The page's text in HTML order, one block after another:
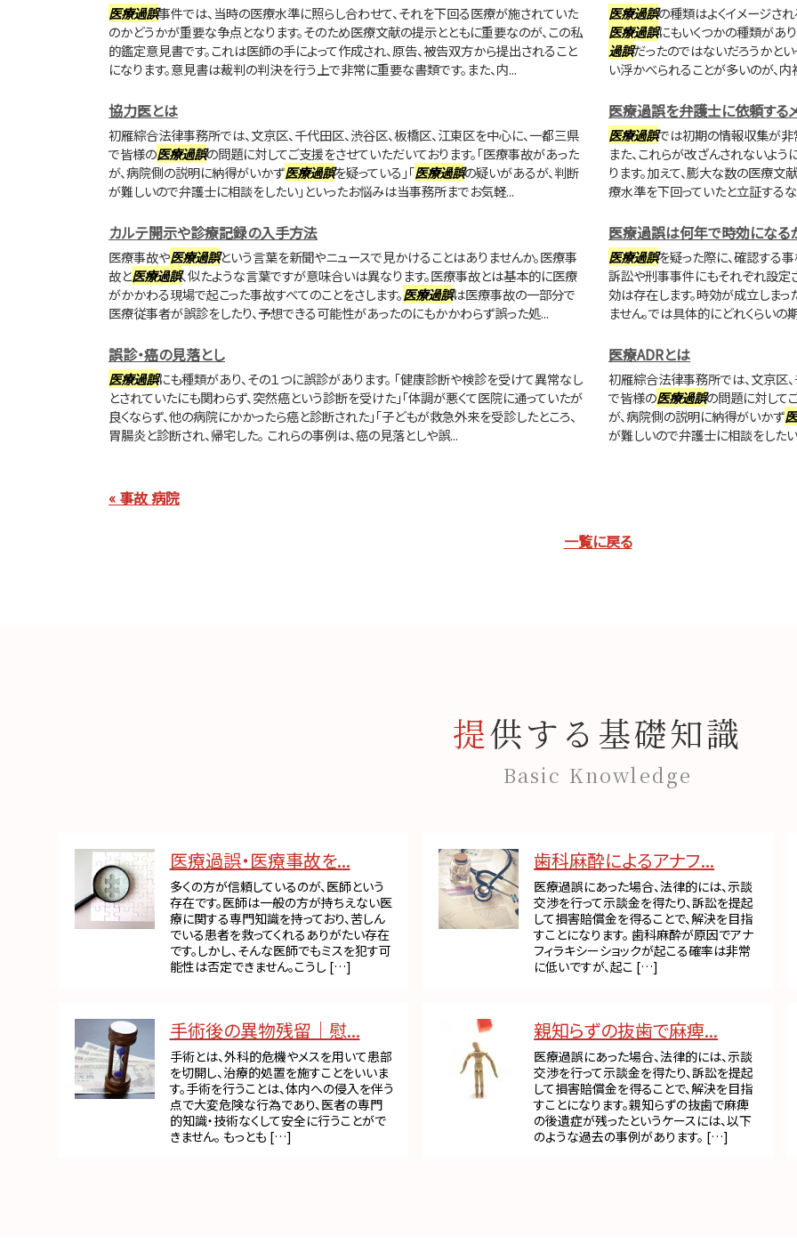
医療過誤事件では、当時の医療水準に照らし合わせて、それを下回る医療が施されていた
のかどうかが重要な争点となります。そのため医療文献の提示とともに重要なのが、この私
的鑑定意見書です。これは医師の手によって作成され、原告、被告双方から提出されること
になります。意見書は裁判の判決を行う上で非常に重要な書類です。また、内...
医療過誤の種類はよくイメージさ
医療過誤にもいくつかの種類があ
過誤だったのではないだろうかと
い浮かべられることが多いのが、
協力医とは
初雁綜合法律事務所では、文京区、千代田区、渋谷区、板橋区、江東区を中心に、一都三県
で皆様の医療過誤の問題に対してご支援をさせていただいております。「医療事故があった
が、病院側の説明に納得がいかず医療過誤を疑っている」「医療過誤の疑いがあるが、判断
が難しいので弁護士に相談をしたい」といったお悩みは当事務所までお気軽...
医療過誤を弁護士に依頼する
医療過誤では初期の情報収集が非
また、これらが改ざんされないよ
ります。加えて、膨大な数の医療
療水準を下回っていたと立証する
カルテ開示や診療記録の入手方法
医療事故や医療過誤という言葉を新聞やニュースで見かけることはありませんか。医療事
故と医療過誤、似たような言葉ですが意味合いは異なります。医療事故とは基本的に医療
がかかわる現場で起こった事故すべてのことをさします。医療過誤は医療事故の一部分で
医療従事者が誤診をしたり、予想できる可能性があったのにもかかわらず誤った処...
医療過誤は何年で時効になる
医療過誤を疑った際に、確認する
訴訟や刑事事件にもそれぞれ設定
効は存在します。時効が成立しま
ません。では具体的にどれくらい
誤診・癌の見落とし
医療過誤にも種類があり、その１つに誤診があります。 「健康診断や検診を受けて異常なし
とされていたにも関わらず、突然癌という診断を受けた」「体調が悪くて医院に通っていたが
良くならず、他の病院にかかったら癌と診断された」「子どもが救急外来を受診したところ、
胃腸炎と診断され、帰宅した。 これらの事例は、癌の見落としや誤...
医療ADRとは
初雁綜合法律事務所では、文京区
で皆様の医療過誤の問題に対して
が、病院側の説明に納得がいかず
が難しいので弁護士に相談をした
« 事故 病院
一覧に戻る
提供する基礎知識
Basic Knowledge
医療過誤・医療事故を...
多くの方が信頼しているのが、医師という
存在です。医師は一般の方が持ちえない医
療に関する専門知識を持っており、苦しん
でいる患者を救ってくれるありがたい存在
です。しかし、そんな医師でもミスを犯す可
能性は否定できません。こうし […]
歯科麻酔によるアナフ...
医療過誤にあった場合、法律的には、示談
交渉を行って示談金を得たり、訴訟を提起
して損害賠償金を得ることで、解決を目指
すことになります。 歯科麻酔が原因でアナ
フィラキシーショックが起こる確率は非常
に低いですが、起こ […]
手術後の異物残留｜慰...
手術とは、外科的危機やメスを用いて患部
を切開し、治療的処置を施すことをいいま
す。手術を行うことは、体内への侵入を伴う
点で大変危険な行為であり、医者の専門
的知識・技術なくして安全に行うことがで
きません。 もっとも […]
親知らずの抜歯で麻痺...
医療過誤にあった場合、法律的には、示談
交渉を行って示談金を得たり、訴訟を提起
して損害賠償金を得ることで、解決を目指
すことになります。親知らずの抜歯で麻痺
の後遺症が残ったというケースには、以下
のような過去の事例があります。 […]